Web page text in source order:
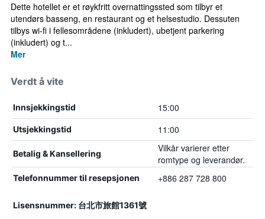
Dette hotellet er et røykfritt overnattingssted som tilbyr et
utendørs basseng, en restaurant og et helsestudio. Dessuten
tilbys wi-fi i fellesområdene (inkludert), ubetjent parkering
(inkludert) og t...
Mer
Verdt å vite
Innsjekkingstid 15:00
Utsjekkingstid 11:00
Betalig & Kansellering
Vilkår varierer etter
romtype og leverandør.
Telefonnummer til resepsjonen +886 287 728 800
Lisensnummer: 台北市旅館1361號